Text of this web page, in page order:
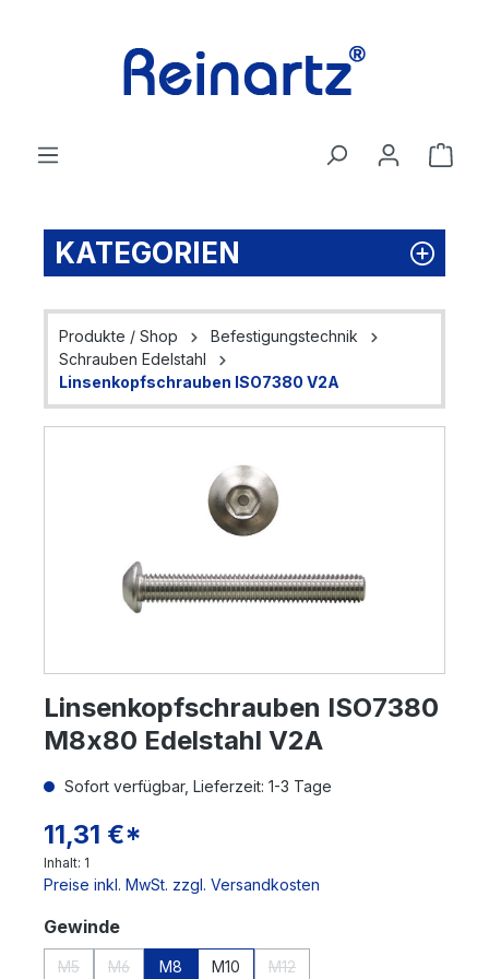
KATEGORIEN
Produkte / Shop
Befestigungstechnik
Schrauben Edelstahl
Linsenkopfschrauben ISO7380 V2A
Linsenkopfschrauben ISO7380
M8x80 Edelstahl V2A
Sofort verfügbar, Lieferzeit: 1-3 Tage
11,31 €*
Inhalt: 1
Preise inkl. MwSt. zzgl. Versandkosten
Gewindeauswählen
M5 M6 M8 M10 M12